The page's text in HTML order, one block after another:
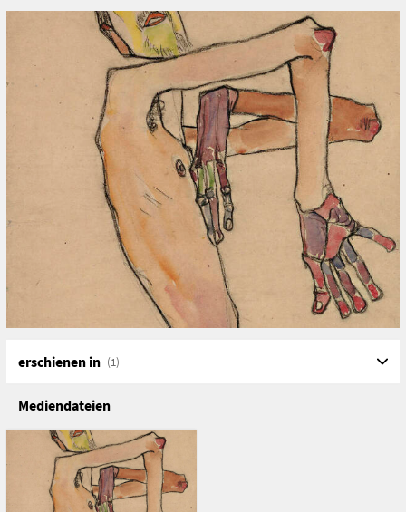
Distanz – ist dabei ebenso Thema wie das umfassende
Netzwerk aus Kunst und Kultur. Neben wichtigen
Ausstellungen oder dem einflussreichen Akademischen
Verband für Literatur und Musik in Wien werden
maßgebliche Sammler:innen und Förder:innen
beleuchtet, die beiden Künstlern auch als publizistische
Sprachrohre dienten. Zudem werden die figurativen
Darstellungen (Akt- und Körperbilder), die im Œuvre
beider Künstler einen zentralen Stellenwert einnehmen,
näher beleuchtet.
Mit Beiträgen von Bernadette Reinhold und Anna
Bildquelle: Egon Schiele, Erwin Dominik Osen als Akt mit
überkreuzten Armen, 1910, Leopold Museum Wien
Sprache, Format, Material, Ausgabe/Auflage
erschienen in (1)
Mediendateien